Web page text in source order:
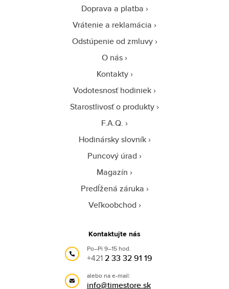
Doprava a platba
Vrátenie a reklamácia
Odstúpenie od zmluvy
O nás
Kontakty
Vodotesnosť hodiniek
Starostlivosť o produkty
F.A.Q.
Hodinársky slovník
Puncový úrad
Magazín
Predĺžená záruka
Veľkoobchod
Kontaktujte nás
Po–Pi 9–15 hod.
+4212 33 32 91 19
alebo na e-mail:
info@timestore.sk